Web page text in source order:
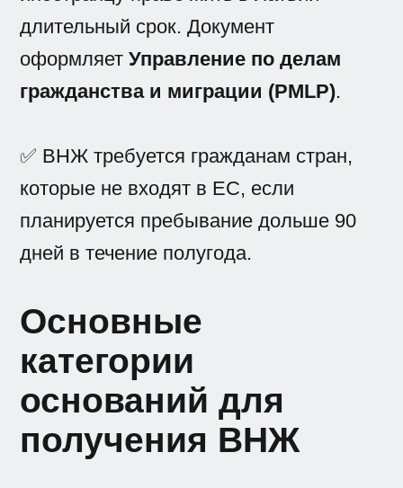
длительный срок. Документ
оформляетУправление по делам
гражданства и миграции (PMLP).
✅ ВНЖ требуется гражданам стран,
которые не входят в ЕС, если
планируется пребывание дольше 90
дней в течение полугода.
Основные
категории
оснований для
получения ВНЖ